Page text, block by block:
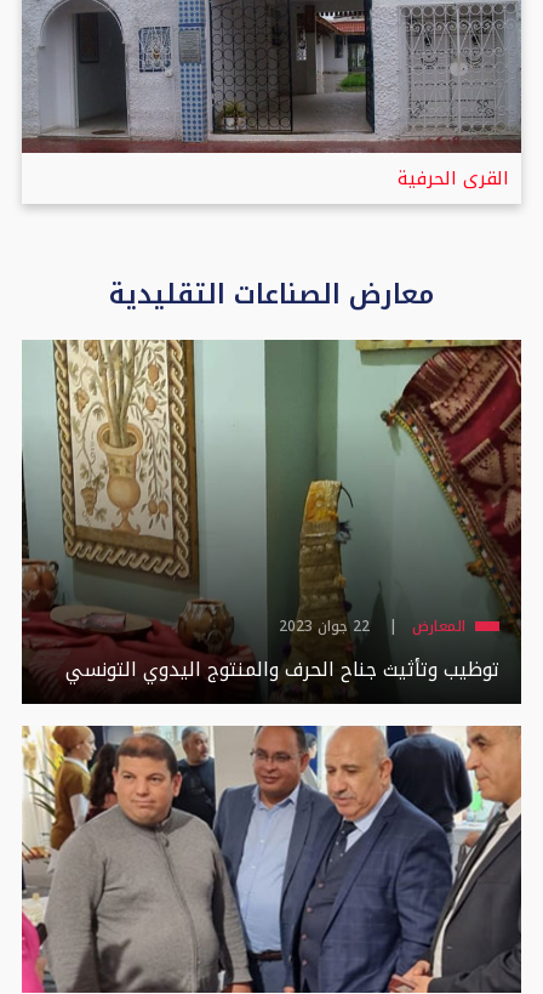
القرى الحرفية
معارض الصناعات التقليدية
المعارض 22 جوان 2023
توظيب وتأثيث جناح الحرف والمنتوج اليدوي التونسي